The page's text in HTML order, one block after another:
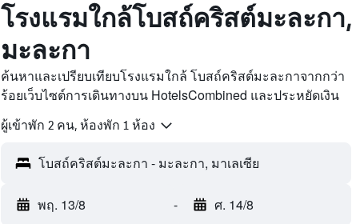
โรงแรมใกล้โบสถ์คริสต์มะละกา,
มะละกา
ค้นหาและเปรียบเทียบโรงแรมใกล้ โบสถ์คริสต์มะละกาจากกว่า
ร้อยเว็บไซต์การเดินทางบน HotelsCombined และประหยัดเงิน
ผู้เข้าพัก 2 คน, ห้องพัก 1 ห้อง
พฤ. 13/8 - ศ. 14/8